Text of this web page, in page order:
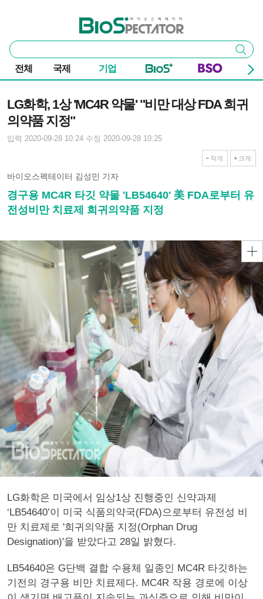
바이오스펙테이터
통
합
검
색
검색
전체 국제 기업
LG화학, 1상 'MC4R 약물' "비만 대상 FDA 희귀
의약품 지정"
입력 2020-09-28 10:24 수정 2020-09-28 10:25
작게 크게
바이오스펙테이터 김성민 기자
경구용 MC4R 타깃 약물 'LB54640' 美 FDA로부터 유
전성비만 치료제 희귀의약품 지정
LG화학은 미국에서 임상1상 진행중인 신약과제
‘LB54640’이 미국 식품의약국(FDA)으로부터 유전성 비
만 치료제로 '희귀의약품 지정(Orphan Drug
Designation)'을 받았다고 28일 밝혔다.
LB54640은 G단백 결합 수용체 일종인 MC4R 타깃하는
기전의 경구용 비만 치료제다. MC4R 작용 경로에 이상